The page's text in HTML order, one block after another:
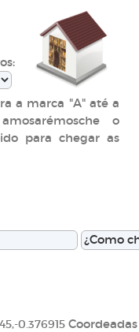
a marca "A" até a
o
para chegar as
0.376915